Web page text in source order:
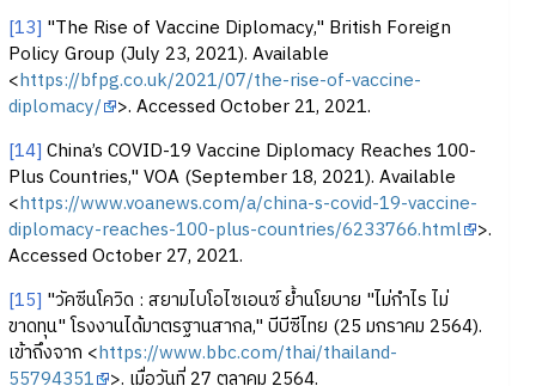
[13] "The Rise of Vaccine Diplomacy," British Foreign
Policy Group (July 23, 2021). Available
<https://bfpg.co.uk/2021/07/the-rise-of-vaccine-
diplomacy/ >. Accessed October 21, 2021.
[14] China’s COVID-19 Vaccine Diplomacy Reaches 100-
Plus Countries," VOA (September 18, 2021). Available
<https://www.voanews.com/a/china-s-covid-19-vaccine-
diplomacy-reaches-100-plus-countries/6233766.html >.
Accessed October 27, 2021.
[15] "วัคซีนโควิด : สยามไบโอไซเอนซ์ ย้ำนโยบาย "ไม่กำไร ไม่
ขาดทุน" โรงงานได้มาตรฐานสากล," บีบีซีไทย (25 มกราคม 2564).
เข้าถึงจาก <https://www.bbc.com/thai/thailand-
55794351 >. เมื่อวันที่ 27 ตุลาคม 2564.